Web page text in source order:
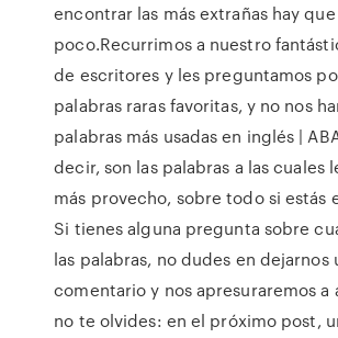
encontrar las más extrañas hay
poco.Recurrimos a nuestro
de escritores y les preguntamos
palabras raras favoritas, y no nos
palabras más usadas en inglés |
decir, son las palabras a las cuales
más provecho, sobre todo si estás
Si tienes alguna pregunta sobre
las palabras, no dudes en dejarnos
comentario y nos apresuraremos a
no te olvides: en el próximo post,